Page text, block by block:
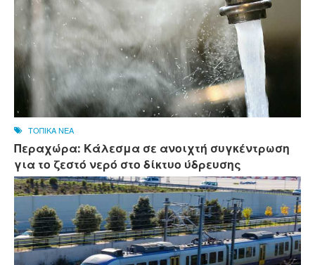
ΤΟΠΙΚΑ ΝΕΑ
Περαχώρα: Κάλεσμα σε ανοιχτή συγκέντρωση
για το ζεστό νερό στο δίκτυο ύδρευσης